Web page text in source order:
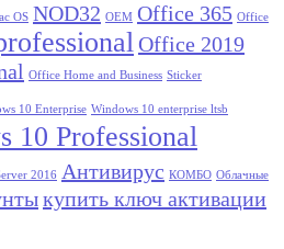
OS NOD32 OEM Office 365 Office
Office 2019
Office Home and Business Sticker
10 Enterprise Windows 10 enterprise ltsb
10 Professional
2016 Антивирус КОМБО Облачные
купить ключ активации